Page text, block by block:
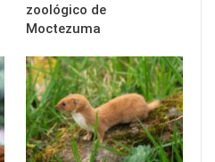
zoológico de
Moctezuma